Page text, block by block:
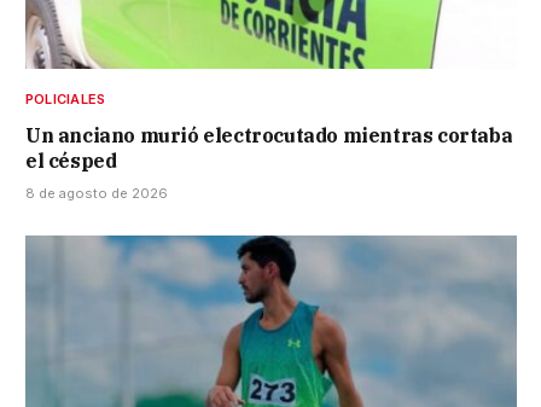
POLICIALES
Un anciano murió electrocutado mientras cortaba
el césped
8 de agosto de 2026